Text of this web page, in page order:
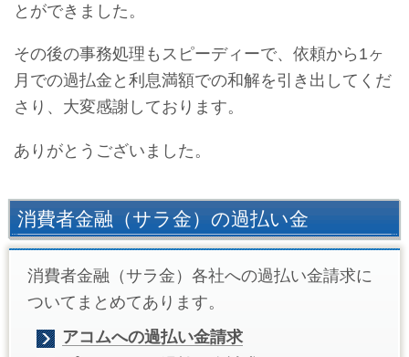
とができました。
その後の事務処理もスピーディーで、依頼から1ヶ
月での過払金と利息満額での和解を引き出してくだ
さり、大変感謝しております。
ありがとうございました。
消費者金融（サラ金）の過払い金
消費者金融（サラ金）各社への過払い金請求に
ついてまとめてあります。
アコムへの過払い金請求